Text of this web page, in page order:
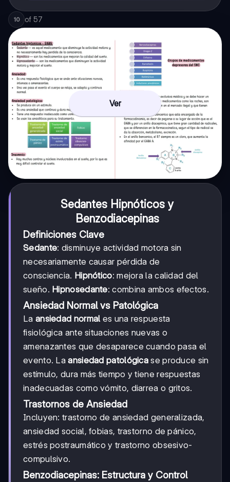
10 of 57
Ver
Sedantes Hipnóticos y
Benzodiacepinas
Definiciones Clave
Sedante: disminuye actividad motora sin
necesariamente causar pérdida de
consciencia. Hipnótico: mejora la calidad del
sueño. Hipnosedante: combina ambos efectos.
Ansiedad Normal vs Patológica
La ansiedad normal es una respuesta
fisiológica ante situaciones nuevas o
amenazantes que desaparece cuando pasa el
evento. Laansiedad patológica se produce sin
estímulo, dura más tiempo y tiene respuestas
inadecuadas como vómito, diarrea o gritos.
Trastornos de Ansiedad
Incluyen: trastorno de ansiedad generalizada,
ansiedad social, fobias, trastorno de pánico,
estrés postraumático y trastorno obsesivo-
compulsivo.
Benzodiacepinas: Estructura y Control